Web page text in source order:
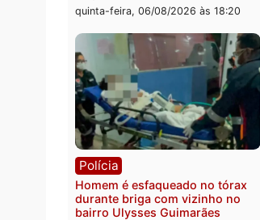
Política
Ministro Dias Tofolli , do TSE,
determina reabertura e
processamento da ação que